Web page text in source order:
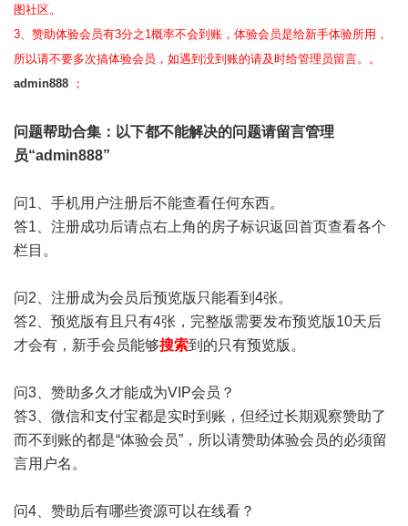
图社区。
3、赞助体验会员有3分之1概率不会到账，体验会员是给新手体验所用，
所以请不要多次搞体验会员，如遇到没到账的请及时给管理员留言。。
admin888 ；
问题帮助合集 ：以下都不能解决的问题请留言管理
员“admin888”
问1、手机用户注册后不能查看任何东西。
答1、注册成功后请点右上角的房子标识返回首页查看各个
栏目。
问2、注册成为会员后预览版只能看到4张。
答2、预览版有且只有4张，完整版需要发布预览版10天后
才会有，新手会员能够搜索到的只有预览版。
问3、赞助多久才能成为VIP会员？
答3、微信和支付宝都是实时到账，但经过长期观察赞助了
而不到账的都是“体验会员”，所以请赞助体验会员的必须留
言用户名。
问4、赞助后有哪些资源可以在线看？